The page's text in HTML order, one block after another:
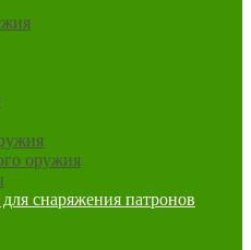
оружия
снаряжения патронов